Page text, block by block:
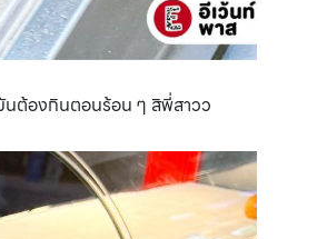
นต้องกินตอนร้อน ๆ สิพี่สาวว